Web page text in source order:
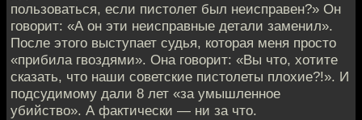
пользоваться, если пистолет был неисправен?» Он
говорит: «А он эти неисправные детали заменил».
После этого выступает судья, которая меня просто
«прибила гвоздями». Она говорит: «Вы что, хотите
сказать, что наши советские пистолеты плохие?!». И
подсудимому дали 8 лет «за умышленное
убийство». А фактически — ни за что.